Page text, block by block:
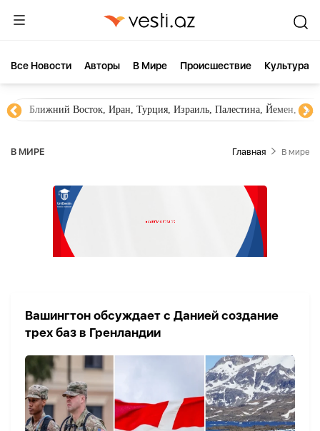
Все Новости Aвторы В Мире Происшествие Культура
Ближний Восток, Иран, Турция, Израиль, Палестина, Йемен,
В МИРЕ Главная В мире
Вашингтон обсуждает с Данией создание
трех баз в Гренландии